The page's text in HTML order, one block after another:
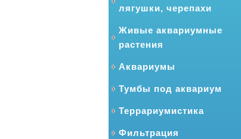
лягушки, черепахи
Живые аквариумные
растения
Аквариумы
Тумбы под аквариум
Террариумистика
Фильтрация